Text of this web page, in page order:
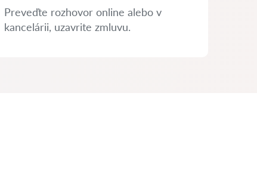
Preveďte rozhovor online alebo v
kancelárii, uzavrite zmluvu.